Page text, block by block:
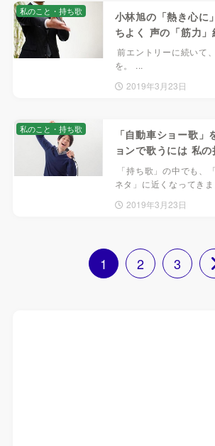
小林旭の「熱き心に
ちよく 声の「筋力」
前エントリーに続いて
を。 ...
2019年3月23日
私のこと・持ち歌
「自動車ショー歌
ョンで歌うには 私
「持ち歌」の中でも、
ネタ」に近くなってき
2019年3月23日
私のこと・持ち歌
1 2 3